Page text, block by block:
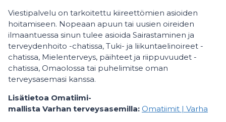
Viestipalvelu on tarkoitettu kiireettömien asioiden
hoitamiseen. Nopeaan apuun tai uusien oireiden
ilmaantuessa sinun tulee asioida Sairastaminen ja
terveydenhoito -chatissa, Tuki- ja liikuntaelinoireet -
chatissa, Mielenterveys, päihteet ja riippuvuudet -
chatissa, Omaolossa tai puhelimitse oman
terveysasemasi kanssa.
Lisätietoa Omatiimi-
mallista Varhan terveysasemilla: Omatiimit | Varha